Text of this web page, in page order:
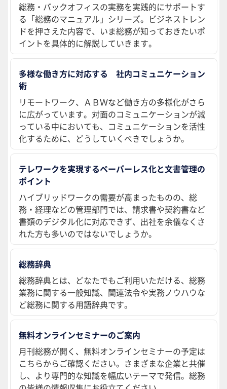
総務・バックオフィスの実務を実践的にサポートす
る「総務のマニュアル」シリーズ。ビジネストレン
ドを押さえた内容で、いま総務が知っておきたいポ
イントを具体的に解説していきます。
多様な働き方に対応する 社内コミュニケーション
術
リモートワーク、ＡＢＷなど働き方の多様化がさら
に広がっています。対面のコミュニケーションが減
っている中においても、コミュニケーションを活性
化するために、どうしていくべきでしょうか。
テレワークを実現するペーパーレス化と文書管理の
ポイント
ハイブリッドワークの需要が高まったものの、総
務・経理などの管理部門では、請求書や契約書など
書類のデジタル化に対応できず、出社を余儀なくさ
れた方も多いのではないでしょうか。
総務辞典
総務辞典とは、どなたでもご利用いただける、総務
業務に関する一般知識、関連法令や実務ノウハウな
ど総務に関する用語辞典です。
無料オンラインセミナーのご案内
月刊総務が開く、無料オンラインセミナーの予定は
こちらからご確認ください。さまざまな企業と共催
し、より専門的な知識を幅広いテーマで発信。総務